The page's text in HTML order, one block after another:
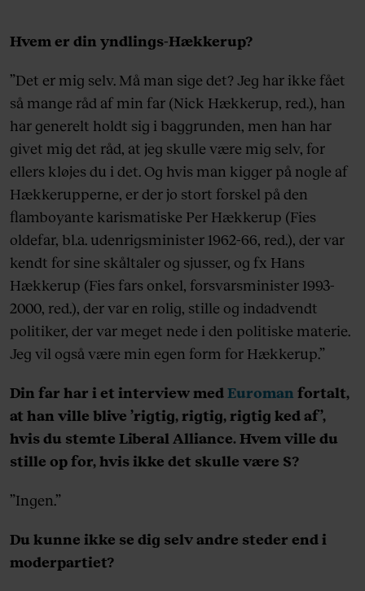
Hvem er din yndlings-Hækkerup?
”Det er mig selv. Må man sige det? Jeg har ikke fået
så mange råd af min far (Nick Hækkerup, red.), han
har generelt holdt sig i baggrunden, men han har
givet mig det råd, at jeg skulle være mig selv, for
ellers kløjes du i det. Og hvis man kigger på nogle af
Hækkerupperne, er der jo stort forskel på den
flamboyante karismatiske Per Hækkerup (Fies
oldefar, bl.a. udenrigsminister 1962-66, red.), der var
kendt for sine skåltaler og sjusser, og fx Hans
Hækkerup (Fies fars onkel, forsvarsminister 1993-
2000, red.), der var en rolig, stille og indadvendt
politiker, der var meget nede i den politiske materie.
Jeg vil også være min egen form for Hækkerup.”
Din far har i et interview medEuroman fortalt,
at han ville blive ’rigtig, rigtig, rigtig ked af’,
hvis du stemte Liberal Alliance. Hvem ville du
stille op for, hvis ikke det skulle være S?
”Ingen.”
Du kunne ikke se dig selv andre steder end i
moderpartiet?